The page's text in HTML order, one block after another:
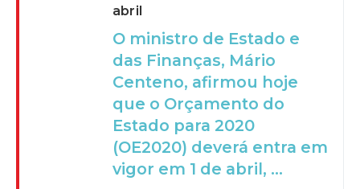
abril
O ministro de Estado e
das Finanças, Mário
Centeno, afirmou hoje
que o Orçamento do
Estado para 2020
(OE2020) deverá entra em
vigor em 1 de abril, ...